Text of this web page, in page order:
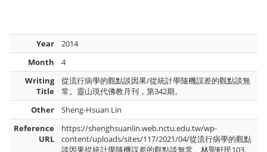
Year
2014
Month
4
Writing
Title
從流行病學的觀點談因果/從統計學隨機誤差的觀點談無
常。靈山現代佛教月刊，第342期。
Other
Sheng-Hsuan Lin
Reference
URL
https://shenghsuanlin.web.nctu.edu.tw/wp-
content/uploads/sites/117/2021/04/從流行病學的觀點
談因果從統計學隨機誤差的觀點談無常。林聖軒民103。